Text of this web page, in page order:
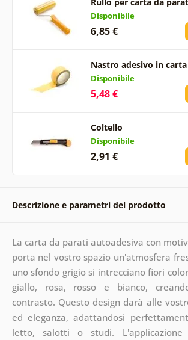
Disponibile
6,85 €
Nastro adesivo in carta
Disponibile
5,48 €
Coltello
Disponibile
2,91 €
Descrizione e parametri del prodotto
La carta da parati autoadesiva con
porta nel vostro spazio un'atmosfera
uno sfondo grigio si intrecciano fiori
giallo, rosa, rosso e bianco,
contrasto. Questo design darà alle
ed eleganza, adattandosi
letto, salotti o studi.